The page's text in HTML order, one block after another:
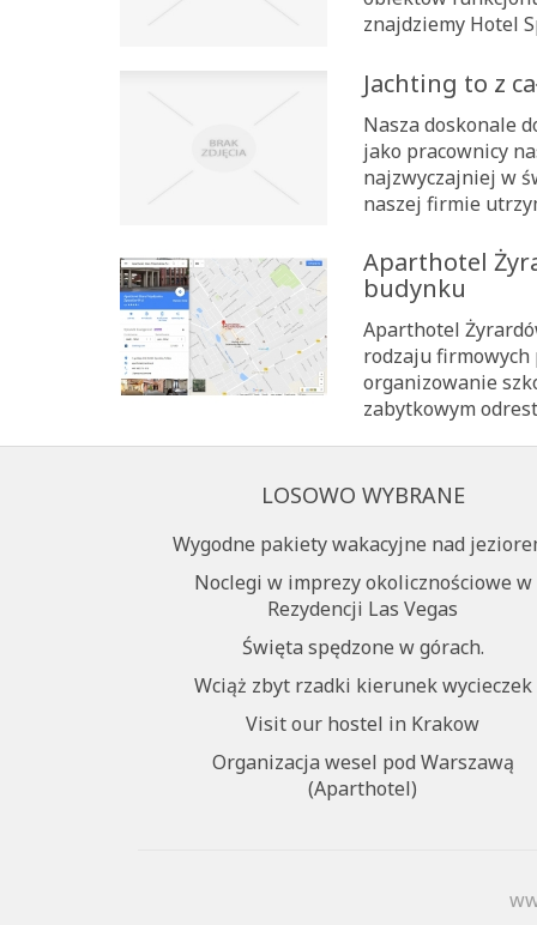
znajdziemy Hotel
Jachting to z
Nasza doskonale
jako pracownicy
najzwyczajniej w
naszej firmie
Aparthotel
budynku
Aparthotel
rodzaju firmowych
organizowanie
zabytkowym
LOSOWO WYBRANE
Wygodne pakiety wakacyjne nad
Noclegi w imprezy okolicznościowe w
Rezydencji Las Vegas
Święta spędzone w górach.
Wciąż zbyt rzadki kierunek wycieczek
Visit our hostel in Krakow
Organizacja wesel pod Warszawą
(Aparthotel)